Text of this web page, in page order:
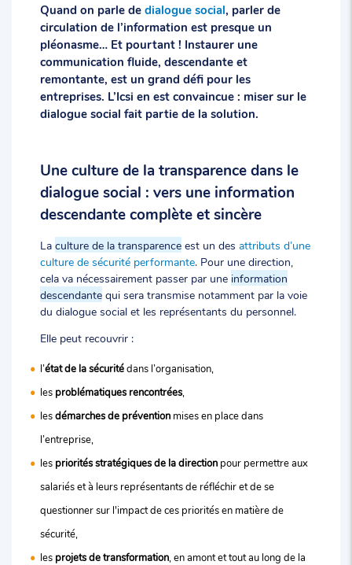
Quand on parle de dialogue social, parler de
circulation de l’information est presque un
pléonasme… Et pourtant ! Instaurer une
communication fluide, descendante et
remontante, est un grand défi pour les
entreprises. L’Icsi en est convaincue : miser sur le
dialogue social fait partie de la solution.
Une culture de la transparence dans le
dialogue social : vers une information
descendante complète et sincère
La culture de la transparenceest un des attributs d’une
culture de sécurité performante. Pour une direction,
cela va nécessairement passer par une information
descendantequi sera transmise notamment par la voie
du dialogue social et les représentants du personnel.
Elle peut recouvrir :
l’état de la sécuritédans l’organisation,
les problématiques rencontrées,
lesdémarches de préventionmises en place dans
l’entreprise,
les priorités stratégiques de la directionpour permettre aux
salariés et à leurs représentants de réfléchir et de se
questionner sur l'impact de ces priorités en matière de
sécurité,
les projets de transformation, en amont et tout au long de la